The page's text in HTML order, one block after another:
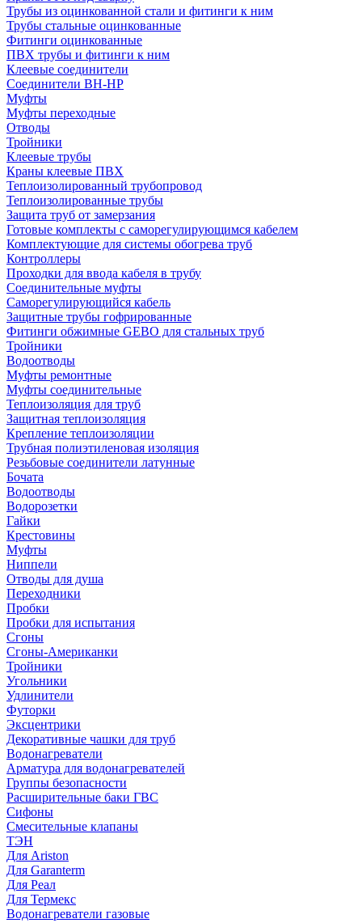
Трубы из оцинкованной стали и фитинги к ним
Трубы стальные оцинкованные
Фитинги оцинкованные
ПВХ трубы и фитинги к ним
Клеевые соединители
Соединители ВН-НР
Муфты
Муфты переходные
Отводы
Тройники
Клеевые трубы
Краны клеевые ПВХ
Теплоизолированный трубопровод
Теплоизолированные трубы
Защита труб от замерзания
Готовые комплекты с саморегулирующимся кабелем
Комплектующие для системы обогрева труб
Контроллеры
Проходки для ввода кабеля в трубу
Соединительные муфты
Саморегулирующийся кабель
Защитные трубы гофрированные
Фитинги обжимные GEBO для стальных труб
Тройники
Водоотводы
Муфты ремонтные
Муфты соединительные
Теплоизоляция для труб
Защитная теплоизоляция
Крепление теплоизоляции
Трубная полиэтиленовая изоляция
Резьбовые соединители латунные
Бочата
Водоотводы
Водорозетки
Гайки
Крестовины
Муфты
Ниппели
Отводы для душа
Переходники
Пробки
Пробки для испытания
Сгоны
Сгоны-Американки
Тройники
Угольники
Удлинители
Футорки
Эксцентрики
Декоративные чашки для труб
Водонагреватели
Арматура для водонагревателей
Группы безопасности
Расширительные баки ГВС
Сифоны
Смесительные клапаны
ТЭН
Для Ariston
Для Garanterm
Для Реал
Для Термекс
Водонагреватели газовые